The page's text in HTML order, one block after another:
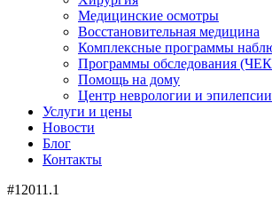
Медицинские осмотры
Восстановительная медицина
Комплексные программы
Программы обследования
Помощь на дому
Центр неврологии и
Услуги и цены
Новости
Блог
Контакты
#12011.1